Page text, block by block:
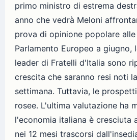
primo ministro di estrema
anno che vedrà Meloni
prova di opinione popolare
Parlamento Europeo a giugno,
leader di Fratelli d'Italia sono
crescita che saranno resi noti
settimana. Tuttavia, le
rosee. L'ultima valutazione ha
l'economia italiana è cresciuta
nei 12 mesi trascorsi